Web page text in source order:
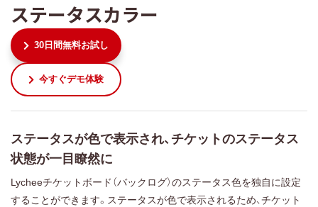
ステータスカラー
30日間無料お試し
今すぐデモ体験
ステータスが色で表示され、チケットのステータス
状態が一目瞭然に
Lycheeチケットボード（バックログ）のステータス色を独自に設定
することができます。ステータスが色で表示されるため、チケット